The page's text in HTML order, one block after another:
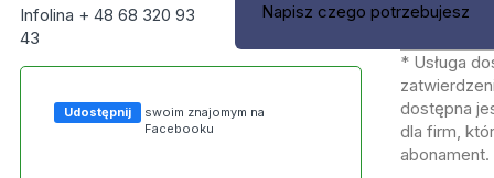
Infolina + 48 68 320 93
43
Napisz czego potrzebujesz
Udostępnij
swoim znajomym na
Facebooku
* Usługa
dostępna
dla firm,
abonament.